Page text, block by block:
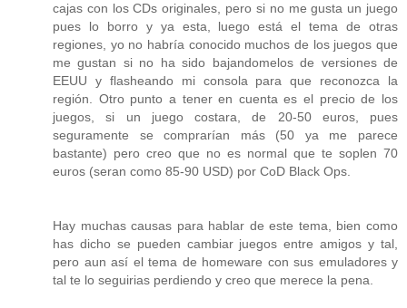
cajas con los CDs originales, pero si no me gusta un juego
pues lo borro y ya esta, luego está el tema de otras
regiones, yo no habría conocido muchos de los juegos que
me gustan si no ha sido bajandomelos de versiones de
EEUU y flasheando mi consola para que reconozca la
región. Otro punto a tener en cuenta es el precio de los
juegos, si un juego costara, de 20-50 euros, pues
seguramente se comprarían más (50 ya me parece
bastante) pero creo que no es normal que te soplen 70
euros (seran como 85-90 USD) por CoD Black Ops.
Hay muchas causas para hablar de este tema, bien como
has dicho se pueden cambiar juegos entre amigos y tal,
pero aun así el tema de homeware con sus emuladores y
tal te lo seguirias perdiendo y creo que merece la pena.